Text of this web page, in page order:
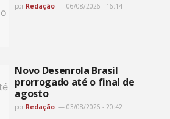
por Redação 06/08/2026 - 16:14
Novo Desenrola Brasil
prorrogado até o final de
agosto
por Redação 03/08/2026 - 20:42